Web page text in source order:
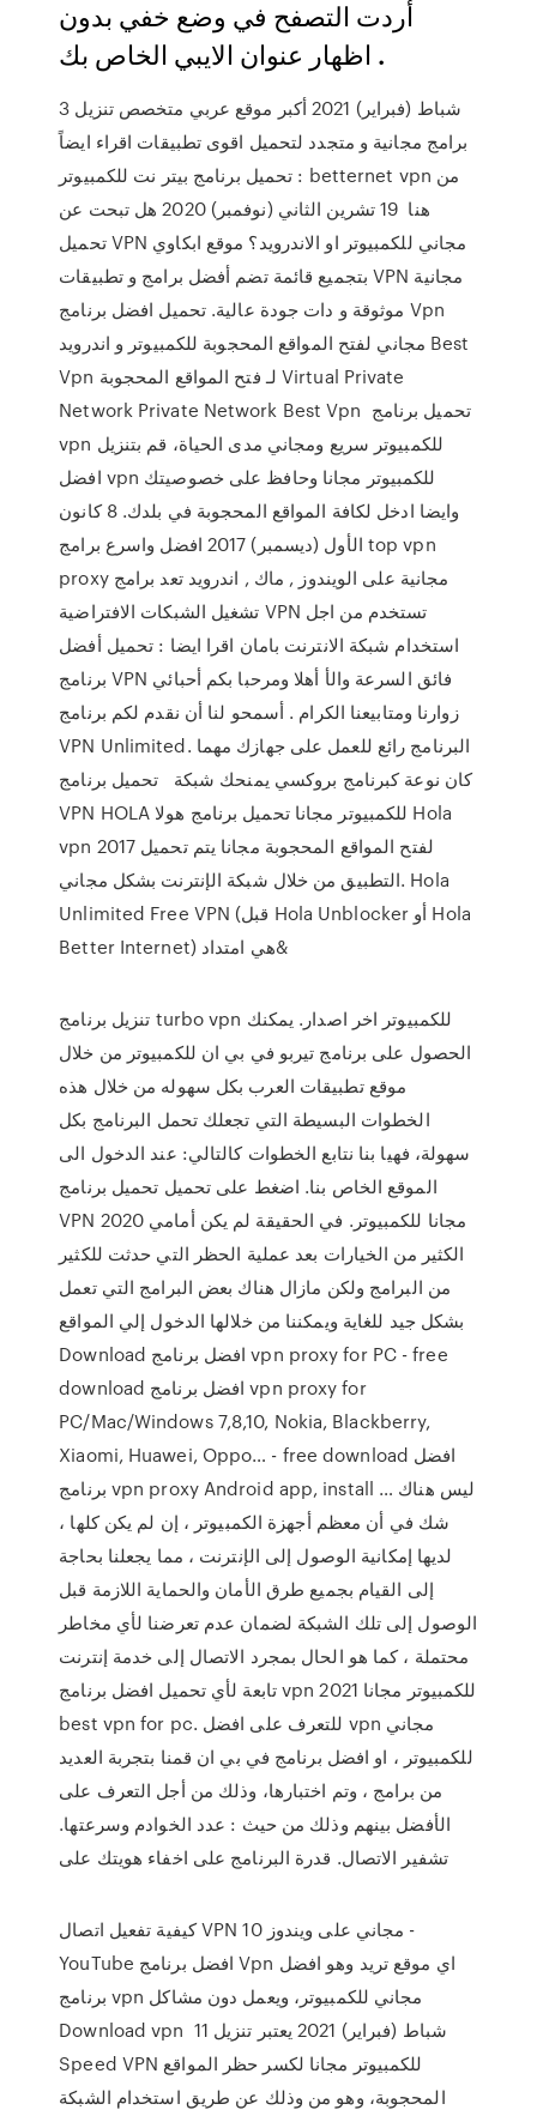
أردت التصفح في وضع خفي بدون
اظهار عنوان الايبي الخاص بك .
3 شباط (فبراير) 2021 أكبر موقع عربي متخصص تنزيل
برامج مجانية و متجدد لتحميل اقوى تطبيقات اقراء ايضاً
: تحميل برنامج بيتر نت للكمبيوتر betternet vpn من
هنا 19 تشرين الثاني (نوفمبر) 2020 هل تبحت عن
تحميل VPN مجاني للكمبيوتر او الاندرويد؟ موقع ابكاوي
بتجميع قائمة تضم أفضل برامج و تطبيقات VPN مجانية
موثوقة و دات جودة عالية. تحميل افضل برنامج Vpn
مجاني لفتح المواقع المحجوبة للكمبيوتر و اندرويد Best
Vpn لـ فتح المواقع المحجوبة Virtual Private
Network Private Network Best Vpn تحميل برنامج
vpn للكمبيوتر سريع ومجاني مدى الحياة، قم بتنزيل
افضل vpn للكمبيوتر مجانا وحافظ على خصوصيتك
وايضا ادخل لكافة المواقع المحجوبة في بلدك. 8 كانون
الأول (ديسمبر) 2017 افضل واسرع برامج top vpn
proxy مجانية على الويندوز , ماك , اندرويد تعد برامج
تشغيل الشبكات الافتراضية VPN تستخدم من اجل
استخدام شبكة الانترنت بامان اقرا ايضا : تحميل أفضل
برنامج VPN فائق السرعة والأ أهلا ومرحبا بكم أحبائي
زوارنا ومتابيعنا الكرام . أسمحو لنا أن نقدم لكم برنامج
VPN Unlimited. البرنامج رائع للعمل على جهازك مهما
كان نوعة كبرنامج بروكسي يمنحك شبكة تحميل برنامج
VPN HOLA للكمبيوتر مجانا تحميل برنامج هولا Hola
vpn 2017 لفتح المواقع المحجوبة مجانا يتم تحميل
التطبيق من خلال شبكة الإنترنت بشكل مجاني. Hola
Unlimited Free VPN (قبل Hola Unblocker أو Hola
Better Internet) هي امتداد&
تنزيل برنامج turbo vpn للكمبيوتر اخر اصدار. يمكنك
الحصول على برنامج تيربو في بي ان للكمبيوتر من خلال
موقع تطبيقات العرب بكل سهوله من خلال هذه
الخطوات البسيطة التي تجعلك تحمل البرنامج بكل
سهولة، فهيا بنا نتابع الخطوات كالتالي: عند الدخول الى
الموقع الخاص بنا. اضغط على تحميل تحميل برنامج
VPN 2020 مجانا للكمبيوتر. في الحقيقة لم يكن أمامي
الكثير من الخيارات بعد عملية الحظر التي حدثت للكثير
من البرامج ولكن مازال هناك بعض البرامج التي تعمل
بشكل جيد للغاية ويمكننا من خلالها الدخول إلي المواقع
Download افضل برنامج vpn proxy for PC - free
download افضل برنامج vpn proxy for
PC/Mac/Windows 7,8,10, Nokia, Blackberry,
Xiaomi, Huawei, Oppo… - free download افضل
برنامج vpn proxy Android app, install … ليس هناك
شك في أن معظم أجهزة الكمبيوتر ، إن لم يكن كلها ،
لديها إمكانية الوصول إلى الإنترنت ، مما يجعلنا بحاجة
إلى القيام بجميع طرق الأمان والحماية اللازمة قبل
الوصول إلى تلك الشبكة لضمان عدم تعرضنا لأي مخاطر
محتملة ، كما هو الحال بمجرد الاتصال إلى خدمة إنترنت
تابعة لأي تحميل افضل برنامج vpn للكمبيوتر مجانا 2021
best vpn for pc. للتعرف على افضل vpn مجاني
للكمبيوتر ، او افضل برنامج في بي ان قمنا بتجربة العديد
من برامج ، وتم اختبارها، وذلك من أجل التعرف على
الأفضل بينهم وذلك من حيث : عدد الخوادم وسرعتها.
تشفير الاتصال. قدرة البرنامج على اخفاء هويتك على
كيفية تفعيل اتصال VPN مجاني على ويندوز 10 -
YouTube افضل برنامج Vpn اي موقع تريد وهو افضل
برنامج vpn مجاني للكمبيوتر، ويعمل دون مشاكل
Download vpn 11 شباط (فبراير) 2021 يعتبر تنزيل
Speed VPN للكمبيوتر مجانا لكسر حظر المواقع
المحجوبة، وهو من وذلك عن طريق استخدام الشبكة